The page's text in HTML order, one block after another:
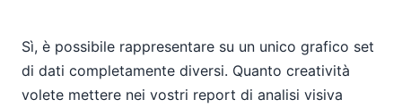
Sì, è possibile rappresentare su un unico grafico set
di dati completamente diversi. Quanto creatività
volete mettere nei vostri report di analisi visiva